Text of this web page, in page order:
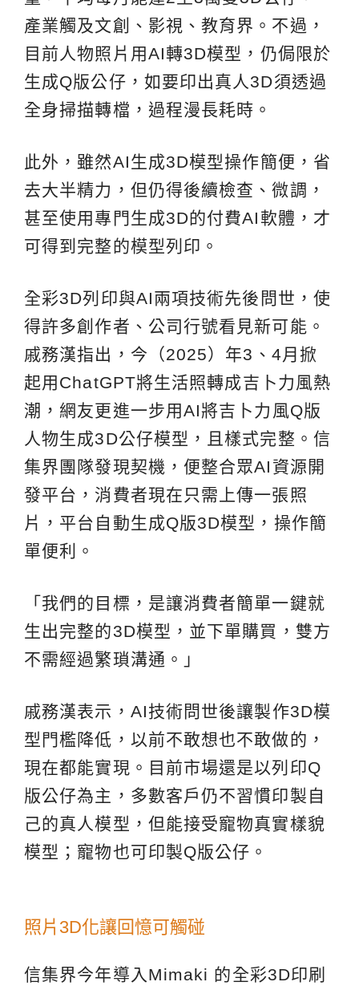
產業觸及文創、影視、教育界。不過，
目前人物照片用AI轉3D模型，仍侷限於
生成Q版公仔，如要印出真人3D須透過
全身掃描轉檔，過程漫長耗時。
此外，雖然AI生成3D模型操作簡便，省
去大半精力，但仍得後續檢查、微調，
甚至使用專門生成3D的付費AI軟體，才
可得到完整的模型列印。
全彩3D列印與AI兩項技術先後問世，使
得許多創作者、公司行號看見新可能。
戚務漢指出，今（2025）年3、4月掀
起用ChatGPT將生活照轉成吉卜力風熱
潮，網友更進一步用AI將吉卜力風Q版
人物生成3D公仔模型，且樣式完整。信
集界團隊發現契機，便整合眾AI資源開
發平台，消費者現在只需上傳一張照
片，平台自動生成Q版3D模型，操作簡
單便利。
「我們的目標，是讓消費者簡單一鍵就
生出完整的3D模型，並下單購買，雙方
不需經過繁瑣溝通。」
戚務漢表示，AI技術問世後讓製作3D模
型門檻降低，以前不敢想也不敢做的，
現在都能實現。目前市場還是以列印Q
版公仔為主，多數客戶仍不習慣印製自
己的真人模型，但能接受寵物真實樣貌
模型；寵物也可印製Q版公仔。
照片3D化讓回憶可觸碰
信集界今年導入Mimaki 的全彩3D印刷